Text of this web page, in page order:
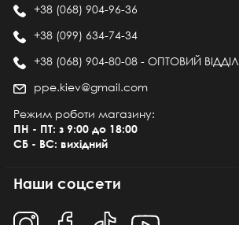
+38 (068) 904-96-36
+38 (099) 634-74-34
+38 (068) 904-80-08 - ОПТОВИЙ ВІДДІЛ
ppe.kiev@gmail.com
Режим роботи магазину:
ПН - ПТ: з 9:00 до 18:00
СБ - ВС: вихідний
Наши соцсети